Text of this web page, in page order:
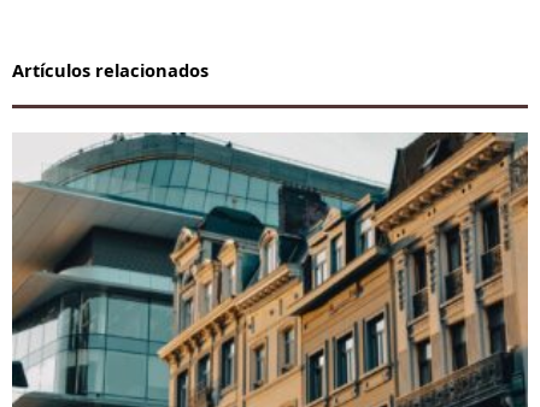
Artículos relacionados